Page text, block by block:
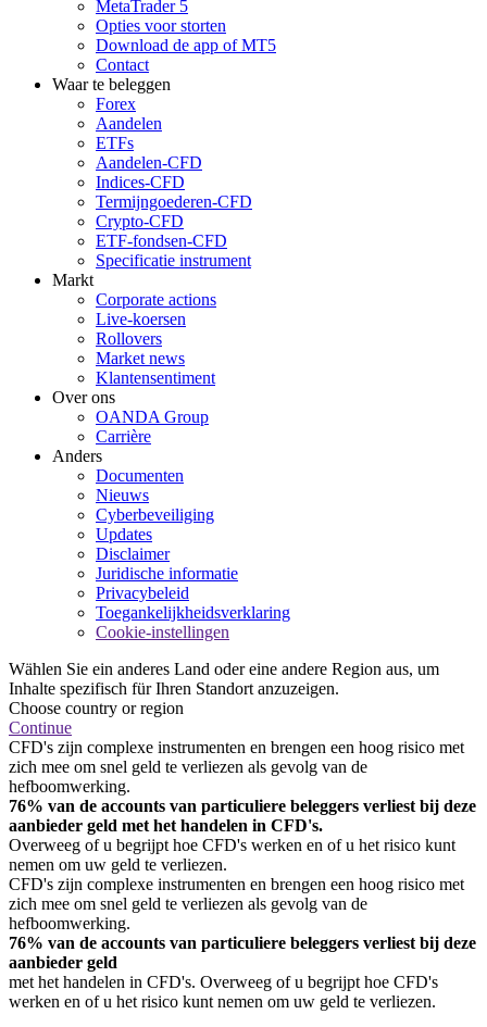
MetaTrader 5
Opties voor storten
Download de app of MT5
Contact
Waar te beleggen
Forex
Aandelen
ETFs
Aandelen-CFD
Indices-CFD
Termijngoederen-CFD
Crypto-CFD
ETF-fondsen-CFD
Specificatie instrument
Markt
Corporate actions
Live-koersen
Rollovers
Market news
Klantensentiment
Over ons
OANDA Group
Carrière
Anders
Documenten
Nieuws
Cyberbeveiliging
Updates
Disclaimer
Juridische informatie
Privacybeleid
Toegankelijkheidsverklaring
Cookie-instellingen
Wählen Sie ein anderes Land oder eine andere Region aus, um
Inhalte spezifisch für Ihren Standort anzuzeigen.
Choose country or region
Continue
CFD's zijn complexe instrumenten en brengen een hoog risico met
zich mee om snel geld te verliezen als gevolg van de
hefboomwerking.
76% van de accounts van particuliere beleggers verliest bij deze
aanbieder geld met het handelen in CFD's.
Overweeg of u begrijpt hoe CFD's werken en of u het risico kunt
nemen om uw geld te verliezen.
CFD's zijn complexe instrumenten en brengen een hoog risico met
zich mee om snel geld te verliezen als gevolg van de
hefboomwerking.
76% van de accounts van particuliere beleggers verliest bij deze
aanbieder geld
met het handelen in CFD's. Overweeg of u begrijpt hoe CFD's
werken en of u het risico kunt nemen om uw geld te verliezen.